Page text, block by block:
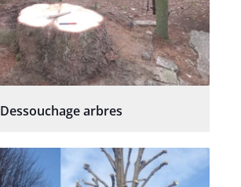
Dessouchage arbres